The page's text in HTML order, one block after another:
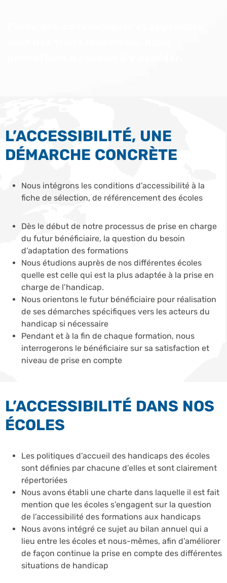
L’ACCESSIBILITÉ, UNE
DÉMARCHE CONCRÈTE
Nous intégrons les conditions d’accessibilité à la
fiche de sélection, de référencement des écoles
Dès le début de notre processus de prise en charge
du futur bénéficiaire, la question du besoin
d’adaptation des formations
Nous étudions auprès de nos différentes écoles
quelle est celle qui est la plus adaptée à la prise en
charge de l’handicap.
Nous orientons le futur bénéficiaire pour réalisation
de ses démarches spécifiques vers les acteurs du
handicap si nécessaire
Pendant et à la fin de chaque formation, nous
interrogerons le bénéficiaire sur sa satisfaction et
niveau de prise en compte
L’ACCESSIBILITÉ DANS NOS
ÉCOLES
Les politiques d’accueil des handicaps des écoles
sont définies par chacune d’elles et sont clairement
répertoriées
Nous avons établi une charte dans laquelle il est fait
mention que les écoles s’engagent sur la question
de l’accessibilité des formations aux handicaps
Nous avons intégré ce sujet au bilan annuel qui a
lieu entre les écoles et nous-mêmes, afin d’améliorer
de façon continue la prise en compte des différentes
situations de handicap